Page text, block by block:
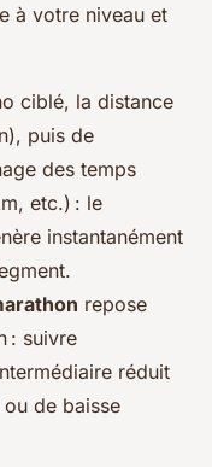
à votre niveau et
ciblé, la distance
puis de
des temps
etc.) : le
instantanément
repose
: suivre
réduit
de baisse